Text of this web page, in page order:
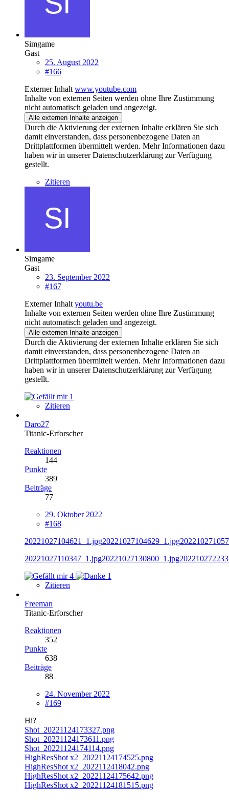
Simgame
Gast
25. August 2022
#166
Externer Inhalt www.youtube.com
Inhalte von externen Seiten werden ohne Ihre Zustimmung
nicht automatisch geladen und angezeigt.
Alle externen Inhalte anzeigen
Durch die Aktivierung der externen Inhalte erklären Sie sich
damit einverstanden, dass personenbezogene Daten an
Drittplattformen übermittelt werden. Mehr Informationen dazu
haben wir in unserer Datenschutzerklärung zur Verfügung
gestellt.
Zitieren
Simgame
Gast
23. September 2022
#167
Externer Inhalt youtu.be
Inhalte von externen Seiten werden ohne Ihre Zustimmung
nicht automatisch geladen und angezeigt.
Alle externen Inhalte anzeigen
Durch die Aktivierung der externen Inhalte erklären Sie sich
damit einverstanden, dass personenbezogene Daten an
Drittplattformen übermittelt werden. Mehr Informationen dazu
haben wir in unserer Datenschutzerklärung zur Verfügung
gestellt.
1
Zitieren
Daro27
Titanic-Erforscher
Reaktionen
144
Punkte
389
Beiträge
77
29. Oktober 2022
#168
20221027104621_1.jpg20221027104629_1.jpg
20221027110347_1.jpg20221027130800_1.jpg
4
1
Zitieren
Freeman
Titanic-Erforscher
Reaktionen
352
Punkte
638
Beiträge
88
24. November 2022
#169
Hi?
Shot_20221124173327.png
Shot_20221124173611.png
Shot_20221124174114.png
HighResShot x2_20221124174525.png
HighResShot x2_2022112418042.png
HighResShot x2_20221124175642.png
HighResShot x2_20221124181515.png